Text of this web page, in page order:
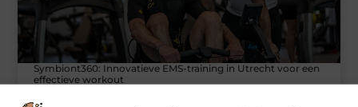
Symbiont360: Innovatieve EMS-training in Utrecht voor een
effectieve workout